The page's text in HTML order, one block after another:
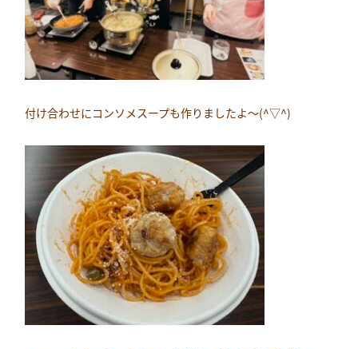
付け合わせにコンソメスープも作りましたよ～(^▽^)